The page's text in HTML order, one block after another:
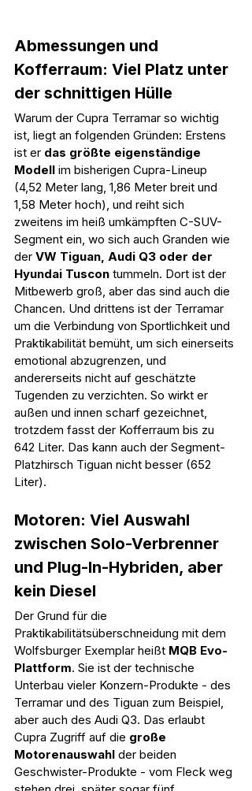
Abmessungen und
Kofferraum: Viel Platz unter
der schnittigen Hülle
Warum der Cupra Terramar so wichtig
ist, liegt an folgenden Gründen: Erstens
ist er das größte eigenständige
Modell im bisherigen Cupra-Lineup
(4,52 Meter lang, 1,86 Meter breit und
1,58 Meter hoch), und reiht sich
zweitens im heiß umkämpften C-SUV-
Segment ein, wo sich auch Granden wie
der VW Tiguan, Audi Q3 oder der
Hyundai Tuscon tummeln. Dort ist der
Mitbewerb groß, aber das sind auch die
Chancen. Und drittens ist der Terramar
um die Verbindung von Sportlichkeit und
Praktikabilität bemüht, um sich einerseits
emotional abzugrenzen, und
andererseits nicht auf geschätzte
Tugenden zu verzichten. So wirkt er
außen und innen scharf gezeichnet,
trotzdem fasst der Kofferraum bis zu
642 Liter. Das kann auch der Segment-
Platzhirsch Tiguan nicht besser (652
Liter).
Motoren: Viel Auswahl
zwischen Solo-Verbrenner
und Plug-In-Hybriden, aber
kein Diesel
Der Grund für die
Praktikabilitätsüberschneidung mit dem
Wolfsburger Exemplar heißt MQB Evo-
Plattform. Sie ist der technische
Unterbau vieler Konzern-Produkte - des
Terramar und des Tiguan zum Beispiel,
aber auch des Audi Q3. Das erlaubt
Cupra Zugriff auf die große
Motorenauswahl der beiden
Geschwister-Produkte - vom Fleck weg